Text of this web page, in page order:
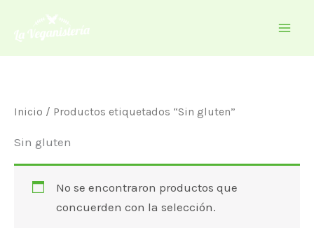
Inicio / Productos etiquetados “Sin gluten”
Sin gluten
No se encontraron productos que
concuerden con la selección.